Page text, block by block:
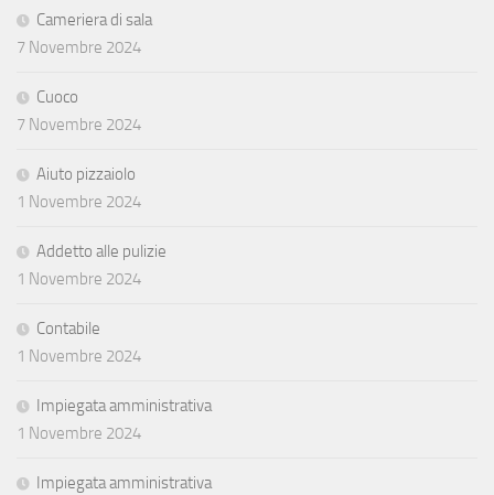
Cameriera di sala
7 Novembre 2024
Cuoco
7 Novembre 2024
Aiuto pizzaiolo
1 Novembre 2024
Addetto alle pulizie
1 Novembre 2024
Contabile
1 Novembre 2024
Impiegata amministrativa
1 Novembre 2024
Impiegata amministrativa